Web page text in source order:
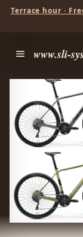
Terrace hour ·
www.sli-